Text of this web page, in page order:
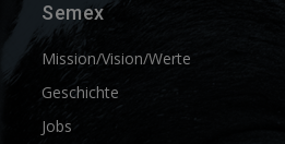
Semex
Mission/Vision/Werte
Geschichte
Jobs